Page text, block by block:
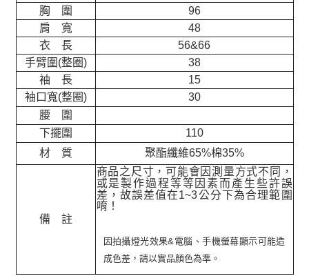
胸 圍
96
肩 寬
48
衣 長
56&66
手臂圍(整圈)
38
袖 長
15
袖口寬(整圈)
30
腰 圍
下擺圍
110
材 質
聚酯纖維65%棉35%
備 註
商品之尺寸，可能會因測量方式不同，
或是製作過程等等因素而產生些許誤
差，故誤差值在1~3公分下為合理範圍
唷！
因拍攝燈光效果&電腦、手機螢幕顯示可能造
成色差，請以實品顏色為準。